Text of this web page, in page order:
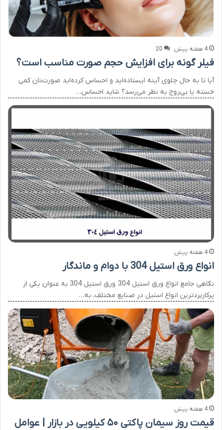
4 هفته پیش 20
فیلر گونه برای افزایش حجم صورت مناسب است؟
آیا تا به حال جلوی آینه ایستاده‌اید و احساس کرده‌اید صورت‌تان کمی
خسته یا بی‌روح به نظر می‌رسد؟ شاید احساس…
4 هفته پیش
انواع ورق استیل 304 با دوام و ماندگار
نگاهی جامع انواع ورق استیل 304 ورق استیل 304 به عنوان یکی از
پرکاربردترین انواع استیل در صنایع مختلف، به…
4 هفته پیش
قیمت روز سیمان پاکتی ۵۰ کیلویی در بازار | عوامل